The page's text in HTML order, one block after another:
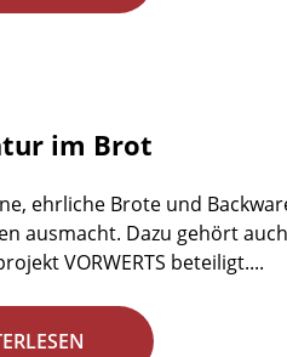
im Brot
ehrliche Brote und
ausmacht. Dazu gehört
VORWERTS beteiligt....